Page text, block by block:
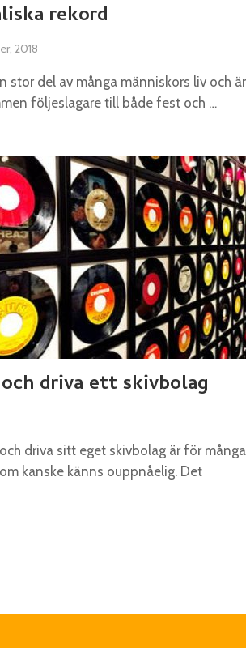
rekord
2018
stor del av många människors liv och är
följeslagare till både fest och …
driva ett skivbolag
driva sitt eget skivbolag är för många
kanske känns ouppnåelig. Det